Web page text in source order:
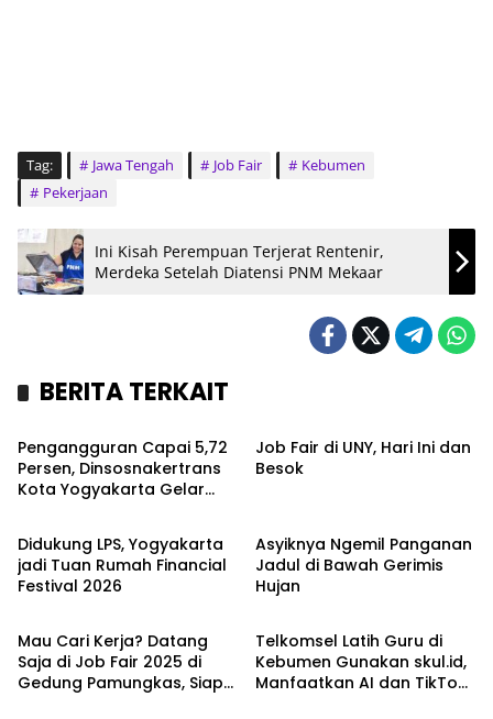
Tag: Jawa Tengah Job Fair
Kebumen
Pekerjaan
Ini Kisah Perempuan Terjerat Rentenir,
Merdeka Setelah Diatensi PNM Mekaar
BERITA TERKAIT
Headline
Pengangguran Capai 5,72
Persen, Dinsosnakertrans
Kota Yogyakarta Gelar
Job Fair di UNY, Hari Ini dan
Besok
Headline
Didukung LPS, Yogyakarta
jadi Tuan Rumah Financial
Festival 2026
Asyiknya Ngemil Panganan
Jadul di Bawah Gerimis
Hujan
Kronika
Mau Cari Kerja? Datang
Saja di Job Fair 2025 di
Gedung Pamungkas, Siapa
Nasional
Telkomsel Latih Guru di
Kebumen Gunakan skul.id,
Manfaatkan AI dan TikTok